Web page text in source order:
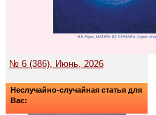
№ 6 (386), Июнь, 2026
Неслучайно-случайная статья для
Вас: